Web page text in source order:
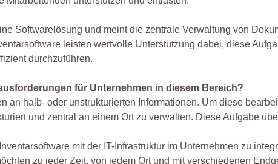
Softwarelösung und meint die zentrale Verwaltung von
leisten wertvolle Unterstützung dabei, diese
durchzuführen.
für Unternehmen in diesem Bereich?
an halb- oder unstrukturierten Informationen. Um diese
und zentral an einem Ort zu verwalten. Diese Aufgabe
mit der IT-Infrastruktur im Unternehmen zu
zu jeder Zeit, von jedem Ort und mit verschiedenen